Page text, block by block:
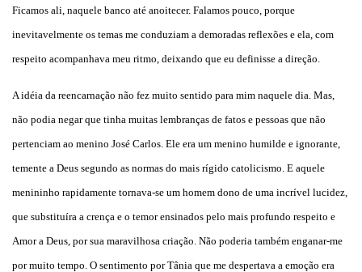
Ficamos ali, naquele banco até anoitecer. Falamos pouco, porque
inevitavelmente os temas me conduziam a demoradas reflexões e ela, com
respeito acompanhava meu ritmo, deixando que eu definisse a direção.
A idéia da reencarnação não fez muito sentido para mim naquele dia. Mas,
não podia negar que tinha muitas lembranças de fatos e pessoas que não
pertenciam ao menino José Carlos. Ele era um menino humilde e ignorante,
temente a Deus segundo as normas do mais rígido catolicismo. E aquele
menininho rapidamente tornava-se um homem dono de uma incrível lucidez,
que substituíra a crença e o temor ensinados pelo mais profundo respeito e
Amor a Deus, por sua maravilhosa criação. Não poderia também enganar-me
por muito tempo. O sentimento por Tânia que me despertava a emoção era